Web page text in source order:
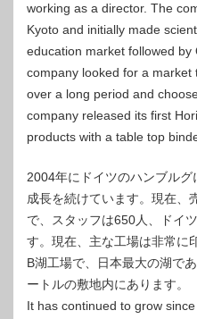
working as a director. The
Kyoto and initially made
education market followed
company looked for a market
over a long period and
company released its first
products with a table top
2004年にドイツのハンブルグ
成長を続けています。現在、
で、スタッフは650人、ドイ
す。現在、主な工場は非常に
B湖工場で、日本最大の湖で
ートルの敷地内にあります。
It has continued to grow